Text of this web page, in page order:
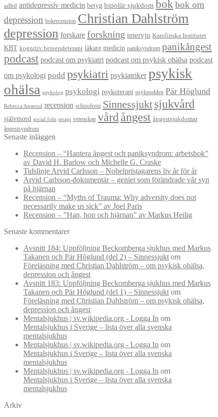
adhd antidepressiv medicin betyg bipolär sjukdom bokbok om
depression
bokrecension Christian Dahlström
depression forskare forskning intervju Karolinska Institutet
KBT kognitiv beteendeterapi läkare medicin paniksyndrom panikångest
podcast podcast om psykiatri podcast om psykisk ohälsa podcast
om psykologi podd psykiatri psykiatriker psykisk
ohälsa psykolog psykologi psykoterapi psykpodden Pär Höglund
Rebecca Anserud recension schizofreni Sinnessjukt sjukvård
självmord social fobi terapi vetenskap vård ångest ångestsjukdomar
ångestsyndrom
Senaste inläggen
Recension – “Hantera ångest och paniksyndrom: arbetsbok”
av David H. Barlow och Michelle G. Craske
Tidslinje Arvid Carlsson – Nobelpristagarens liv år för år
Arvid Carlsson-dokumentär – geniet som förändrade vår syn
på hjärnan
Recension – “Myths of Trauma: Why adversity does not
necessarily make us sick” av Joel Paris
Recension – ”Han, hon och hjärnan” av Markus Heilig
Senaste kommentarer
Avsnitt 184: Uppföljning Beckomberga sjukhus med Markus
Takanen och Pär Höglund (del 2) – Sinnessjukt om
Föreläsning med Christian Dahlström – om psykisk ohälsa,
depression och ångest
Avsnitt 183: Uppföljning Beckomberga sjukhus med Markus
Takanen och Pär Höglund (del 1) – Sinnessjukt om
Föreläsning med Christian Dahlström – om psykisk ohälsa,
depression och ångest
Mentalsjukhus | sv.wikipedia.org - Logga In om
Mentalsjukhus i Sverige – lista över alla svenska
mentalsjukhus
Mentalsjukhus | sv.wikipedia.org - Logga In om
Mentalsjukhus i Sverige – lista över alla svenska
mentalsjukhus
Mentalsjukhus | sv.wikipedia.org - Logga In om
Mentalsjukhus i Sverige – lista över alla svenska
mentalsjukhus
Arkiv